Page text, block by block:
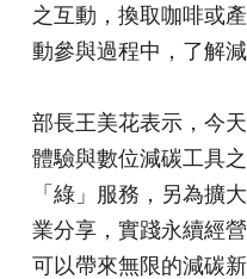
之互動，換取咖啡或
動參與過程中，了解
部長王美花表示，今
體驗與數位減碳工具
「綠」服務，另為擴
業分享，實踐永續經
可以帶來無限的減碳新